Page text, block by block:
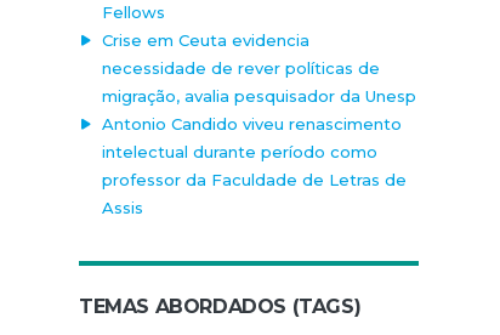
Fellows
Crise em Ceuta evidencia
necessidade de rever políticas de
migração, avalia pesquisador da Unesp
Antonio Candido viveu renascimento
intelectual durante período como
professor da Faculdade de Letras de
Assis
TEMAS ABORDADOS (TAGS)